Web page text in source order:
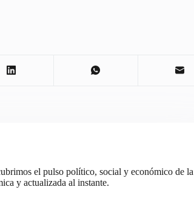
el pulso político, social y económico de la
y actualizada al instante.